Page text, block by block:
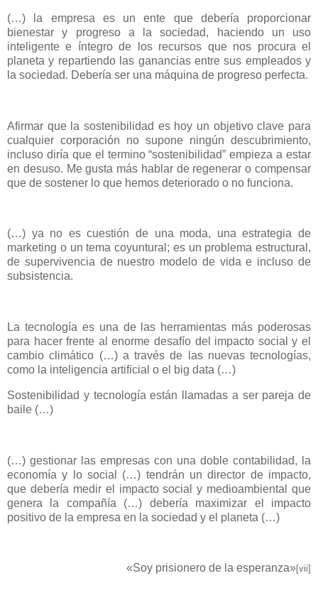
(…) la empresa es un ente que debería proporcionar
bienestar y progreso a la sociedad, haciendo un uso
inteligente e íntegro de los recursos que nos procura el
planeta y repartiendo las ganancias entre sus empleados y
la sociedad. Debería ser una máquina de progreso perfecta.
Afirmar que la sostenibilidad es hoy un objetivo clave para
cualquier corporación no supone ningún descubrimiento,
incluso diría que el termino “sostenibilidad” empieza a estar
en desuso. Me gusta más hablar de regenerar o compensar
que de sostener lo que hemos deteriorado o no funciona.
(…) ya no es cuestión de una moda, una estrategia de
marketing o un tema coyuntural; es un problema estructural,
de supervivencia de nuestro modelo de vida e incluso de
subsistencia.
La tecnología es una de las herramientas más poderosas
para hacer frente al enorme desafío del impacto social y el
cambio climático (…) a través de las nuevas tecnologías,
como la inteligencia artificial o el big data (…)
Sostenibilidad y tecnología están llamadas a ser pareja de
baile (…)
(…) gestionar las empresas con una doble contabilidad, la
economía y lo social (…) tendrán un director de impacto,
que debería medir el impacto social y medioambiental que
genera la compañía (…) debería maximizar el impacto
positivo de la empresa en la sociedad y el planeta (…)
«Soy prisionero de la esperanza»[vii]